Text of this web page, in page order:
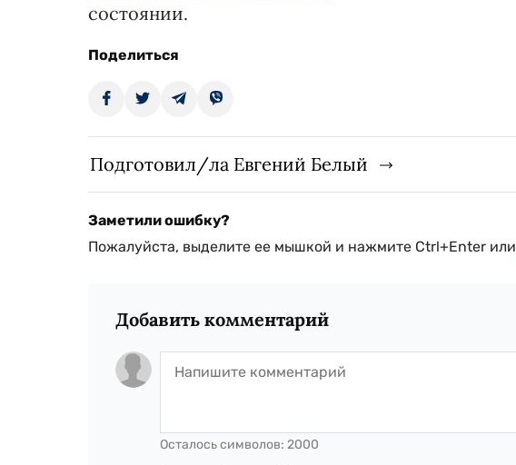
состоянии.
Поделиться
Подготовил/ла Евгений Белый
Заметили ошибку?
Пожалуйста, выделите ее мышкой и нажмите Ctrl+Enter или
Добавить комментарий
Осталось символов: 2000